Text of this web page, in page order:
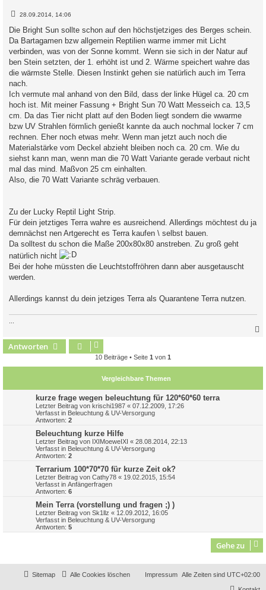
B
t
r
a
g
28.09.2014, 14:06
Die Bright Sun sollte schon auf den höchstjetziges des Berges schein.
Da Bartagamen bzw allgemein Reptilien warme immer mit Licht
verbinden, was von der Sonne kommt. Wenn sie sich in der Natur auf
ben Stein setzten, der 1. erhöht ist und 2. Wärme speichert wahre das
die wärmste Stelle. Diesen Instinkt gehen sie natürlich auch im Terra
nach.
Ich vermute mal anhand von den Bild, dass der linke Hügel ca. 20 cm
hoch ist. Mit meiner Fassung + Bright Sun 70 Watt Messeich ca. 13,5
cm. Da das Tier nicht platt auf den Boden liegt sondern die wwarme
bzw UV Strahlen förmlich genießt kannte da auch nochmal locker 7 cm
rechnen. Eher noch etwas mehr. Wenn man jetzt auch noch die
Materialstärke vom Deckel abzieht bleiben noch ca. 20 cm. Wie du
siehst kann man, wenn man die 70 Watt Variante gerade verbaut nicht
mal das mind. Maßvon 25 cm einhalten.
Also, die 70 Watt Variante schräg verbauen.
Zu der Lucky Reptil Light Strip.
Für dein jetztiges Terra wahre es ausreichend. Allerdings möchtest du ja
demnächst nen Artgerecht es Terra kaufen \ selbst bauen.
Da solltest du schon die Maße 200x80x80 anstreben. Zu groß geht
natürlich nicht
Bei der hohe müssten die Leuchtstoffröhren dann aber ausgetauscht
werden.
Allerdings kannst du dein jetziges Terra als Quarantene Terra nutzen.
Antworten
10 Beiträge • Seite 1 von 1
Vergleichbare Themen
kurze frage wegen beleuchtung für 120*60*60 terra
Letzter Beitrag von krischi1987 « 07.12.2009, 17:26
Verfasst in Beleuchtung & UV-Versorgung
Antworten: 2
Beleuchtung kurze Hilfe
Letzter Beitrag von IXIMoeweIXI « 28.08.2014, 22:13
Verfasst in Beleuchtung & UV-Versorgung
Antworten: 2
Terrarium 100*70*70 für kurze Zeit ok?
Letzter Beitrag von Cathy78 « 19.02.2015, 15:54
Verfasst in Anfängerfragen
Antworten: 6
Mein Terra (vorstellung und fragen ;) )
Letzter Beitrag von Sk1llz « 12.09.2012, 16:05
Verfasst in Beleuchtung & UV-Versorgung
Antworten: 5
Gehe zu
Alle Zeiten sind UTC+02:00
Impressum
Alle Cookies löschen
Sitemap